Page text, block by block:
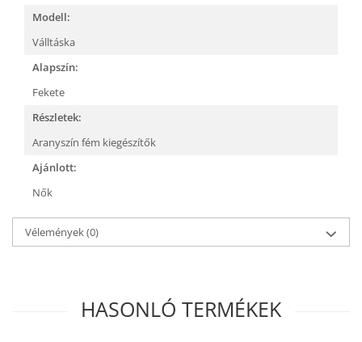
Modell:
Válltáska
Alapszín:
Fekete
Részletek:
Aranyszín fém kiegészítők
Ajánlott:
Nők
Vélemények(0)
HASONLÓ TERMÉKEK